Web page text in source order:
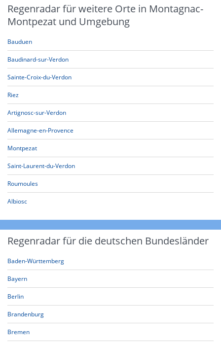
Regenradar für weitere Orte in Montagnac-
Montpezat und Umgebung
Bauduen
Baudinard-sur-Verdon
Sainte-Croix-du-Verdon
Riez
Artignosc-sur-Verdon
Allemagne-en-Provence
Montpezat
Saint-Laurent-du-Verdon
Roumoules
Albiosc
Regenradar für die deutschen Bundesländer
Baden-Württemberg
Bayern
Berlin
Brandenburg
Bremen